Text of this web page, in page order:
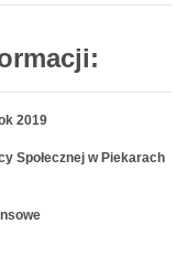
2019
Społecznej w Piekarach